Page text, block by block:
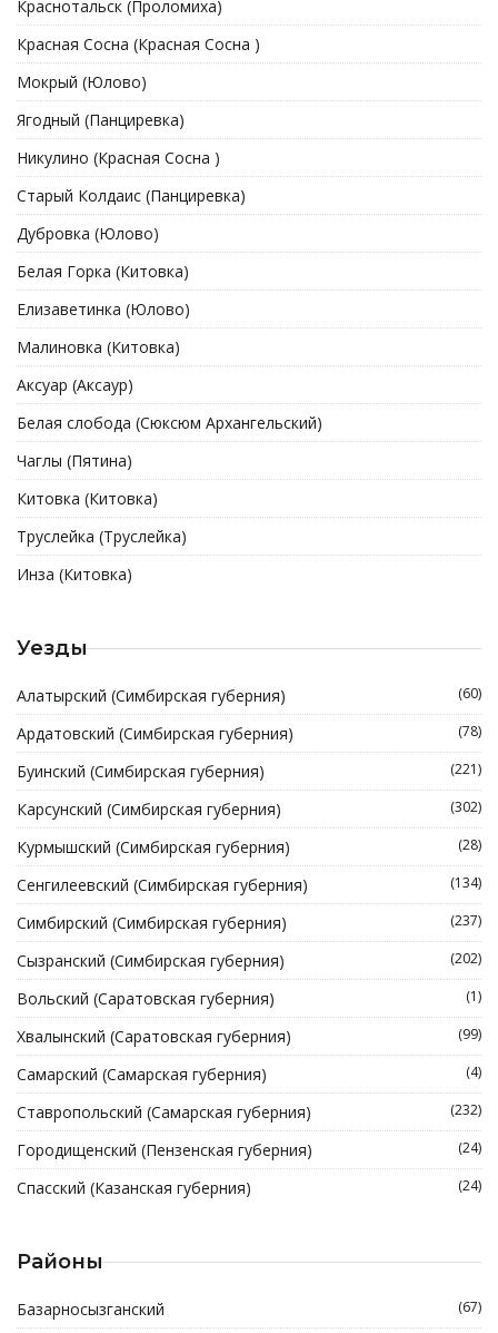
Краснотальск (Проломиха)
Красная Сосна (Красная Сосна )
Мокрый (Юлово)
Ягодный (Панциревка)
Никулино (Красная Сосна )
Старый Колдаис (Панциревка)
Дубровка (Юлово)
Белая Горка (Китовка)
Елизаветинка (Юлово)
Малиновка (Китовка)
Аксуар (Аксаур)
Белая слобода (Сюксюм Архангельский)
Чаглы (Пятина)
Китовка (Китовка)
Труслейка (Труслейка)
Инза (Китовка)
Уезды
Алатырский (Симбирская губерния) (60)
Ардатовский (Симбирская губерния) (78)
Буинский (Симбирская губерния) (221)
Карсунский (Симбирская губерния) (302)
Курмышский (Симбирская губерния) (28)
Сенгилеевский (Симбирская губерния) (134)
Симбирский (Симбирская губерния) (237)
Сызранский (Симбирская губерния) (202)
Вольский (Саратовская губерния) (1)
Хвалынский (Саратовская губерния) (99)
Самарский (Самарская губерния) (4)
Ставропольский (Самарская губерния) (232)
Городищенский (Пензенская губерния) (24)
Спасский (Казанская губерния) (24)
Районы
Базарносызганский (67)